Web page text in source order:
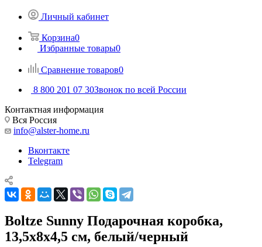
Личный кабинет
Корзина0
Избранные товары0
Сравнение товаров0
8 800 201 07 30Звонок по всей России
Контактная информация
Вся Россия
info@alster-home.ru
Вконтакте
Telegram
Boltze Sunny Подарочная коробка,
13,5х8х4,5 см, белый/черный